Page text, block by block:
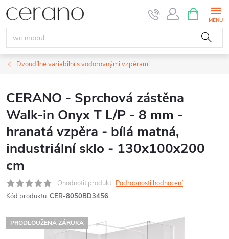
Přejít
na
obsah
NÁKUPNÍ
KOŠÍK
Dvoudílné variabilní s vodorovnými vzpěrami
CERANO - Sprchová zástěna
Walk-in Onyx T L/P - 8 mm -
hranatá vzpěra - bílá matná,
industriální sklo - 130x100x200
cm
Ohodnotit produkt Podrobnosti hodnocení
Kód produktu: CER-8050BD3456
PRODLOUŽENÁ ZÁRUKA